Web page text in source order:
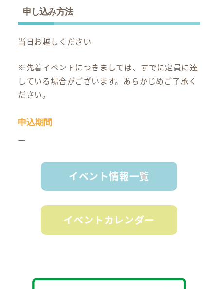
申し込み方法
当日お越しください
※先着イベントにつきましては、すでに定員に達
している場合がございます。あらかじめご了承く
ださい。
申込期間
ー
イベント情報一覧
イベントカレンダー